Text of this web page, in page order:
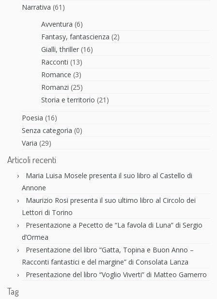
Narrativa (61)
Avventura (6)
Fantasy, fantascienza (2)
Gialli, thriller (16)
Racconti (13)
Romance (3)
Romanzi (25)
Storia e territorio (21)
Poesia (16)
Senza categoria (0)
Varia (29)
Articoli recenti
Maria Luisa Mosele presenta il suo libro al Castello di
Annone
Maurizio Rosi presenta il suo ultimo libro al Circolo dei
Lettori di Torino
Presentazione a Pecetto de “La favola di Luna” di Sergio
d’Ormea
Presentazione del libro “Gatta, Topina e Buon Anno –
Racconti fantastici e del margine” di Consolata Lanza
Presentazione del libro “Voglio Viverti” di Matteo Gamerro
Tag